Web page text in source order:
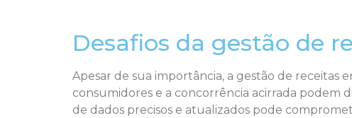
Desafios da gestão de
Apesar de sua importância, a gestão de receitas
consumidores e a concorrência acirrada podem
de dados precisos e atualizados pode